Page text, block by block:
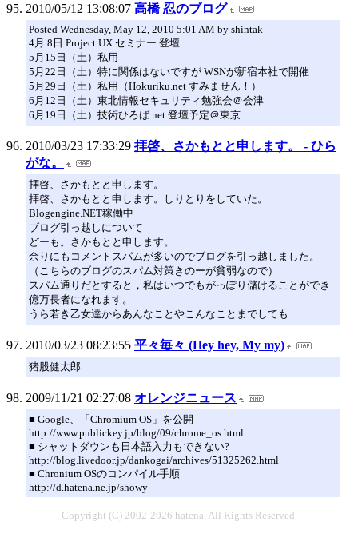
2010/05/12 13:08:07 高橋 忍のブログ
Posted Wednesday, May 12, 2010 5:01 AM by shintak
4月 8日 Project UX セミナー 登壇
5月15日（土）私用
5月22日（土）特に関係はないですが WSNが新宿本社で開催
5月29日（土）私用（Hokuriku.net すみません！）
6月12日（土）東北情報セキュリティ勉強会＠会津
6月19日（土）技術ひろば.net 登壇予定＠東京
2010/03/23 17:33:29 拝啓、さかもとと申します。 - ひら
がな。
拝啓、さかもとと申します。
拝啓、さかもとと申します。しりとりをしていた。
Blogengine.NET稼働中
ブログ引っ越しについて
どーも。さかもとと申します。
余りにもコメントスパムが多いのでブログを引っ越しました。
（こちらのブログのスパム対策きのーが貧弱なので）
スパム通りだとすると，私はいつでもがっぽり儲けることができ
億万長者になれます。
うら若き乙女達からあんなことやこんなことまでしても
2010/03/23 08:23:55 平々毎々 (Hey hey, My my)
猪股健太郎
2009/11/21 02:27:08 オレンジニュース
■ Google、「Chromium OS」を公開
http://www.publickey.jp/blog/09/chrome_os.html
■ シャットダウンも日本語入力もできない?
http://blog.livedoor.jp/dankogai/archives/51325262.html
■ Chronium OSのコンパイル手順
http://d.hatena.ne.jp/showy
Copyright (C) 2002-2026 hatena. All Rights Reserved.